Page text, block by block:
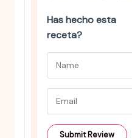
Has hecho esta
receta?